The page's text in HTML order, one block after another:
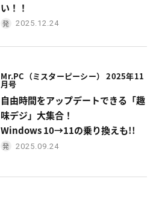
い！！
2025.12.24
Mr.PC（ミスターピーシー） 2025年11
月号
自由時間をアップデートできる「趣
味デジ」大集合！
Windows 10→11の乗り換えも!!
2025.09.24